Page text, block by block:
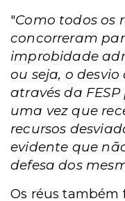
"Como todos os
concorreram
improbidade
ou seja, o
através da
uma vez que
recursos
evidente que
defesa dos
Os réus também